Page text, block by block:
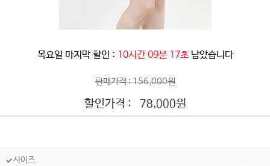
목요일 마지막 할인 : 10시간 09분 14초 남았습니다
판매가격 : 156,000원
할인가격 : 78,000원
사이즈